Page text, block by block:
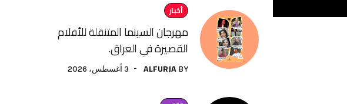
أخبار
مهرجان السينما المتنقلة للأفلام
القصيرة في العراق.
BY
ALFURJA 3 أغسطس، 2026